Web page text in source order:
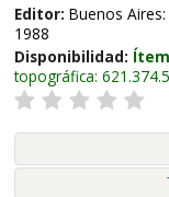
Editor: Buenos Aires:
1988
Disponibilidad:
topográfica: